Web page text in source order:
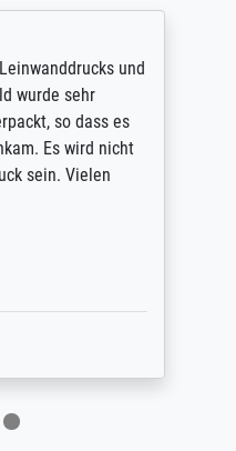
und
wurde sehr
so dass es
Es wird nicht
sein. Vielen